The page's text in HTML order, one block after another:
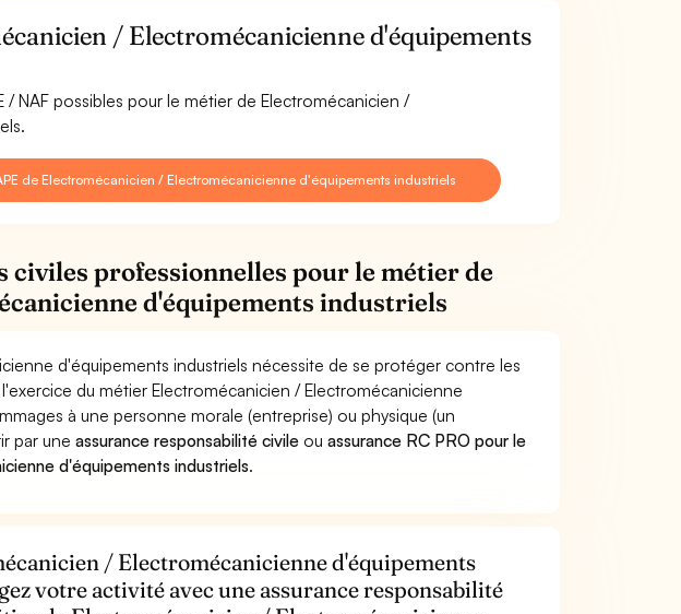
/ Electromécanicienne d'équipements
NAF possibles pour le métier de Electromécanicien /
de Electromécanicien / Electromécanicienne d'équipements industriels
civiles professionnelles pour le métier de
d'équipements industriels
d'équipements industriels nécessite de se protéger contre les
du métier Electromécanicien / Electromécanicienne
à une personne morale (entreprise) ou physique (un
par uneassurance responsabilité civile ouassurance RC PRO pour le
d'équipements industriels.
/ Electromécanicienne d'équipements
votre activité avec une assurance responsabilité